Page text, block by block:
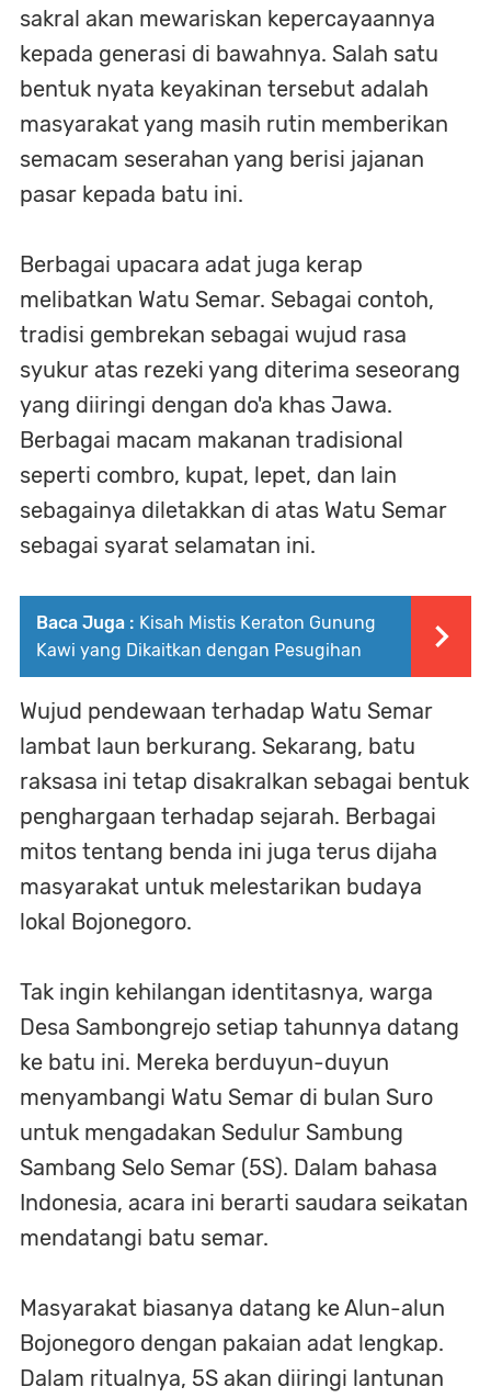
sakral akan mewariskan kepercayaannya
kepada generasi di bawahnya. Salah satu
bentuk nyata keyakinan tersebut adalah
masyarakat yang masih rutin memberikan
semacam seserahan yang berisi jajanan
pasar kepada batu ini.
Berbagai upacara adat juga kerap
melibatkan Watu Semar. Sebagai contoh,
tradisi gembrekan sebagai wujud rasa
syukur atas rezeki yang diterima seseorang
yang diiringi dengan do'a khas Jawa.
Berbagai macam makanan tradisional
seperti combro, kupat, lepet, dan lain
sebagainya diletakkan di atas Watu Semar
sebagai syarat selamatan ini.
Baca Juga : Kisah Mistis Keraton Gunung
Kawi yang Dikaitkan dengan Pesugihan
Wujud pendewaan terhadap Watu Semar
lambat laun berkurang. Sekarang, batu
raksasa ini tetap disakralkan sebagai bentuk
penghargaan terhadap sejarah. Berbagai
mitos tentang benda ini juga terus dijaha
masyarakat untuk melestarikan budaya
lokal Bojonegoro.
Tak ingin kehilangan identitasnya, warga
Desa Sambongrejo setiap tahunnya datang
ke batu ini. Mereka berduyun-duyun
menyambangi Watu Semar di bulan Suro
untuk mengadakan Sedulur Sambung
Sambang Selo Semar (5S). Dalam bahasa
Indonesia, acara ini berarti saudara seikatan
mendatangi batu semar.
Masyarakat biasanya datang ke Alun-alun
Bojonegoro dengan pakaian adat lengkap.
Dalam ritualnya, 5S akan diiringi lantunan